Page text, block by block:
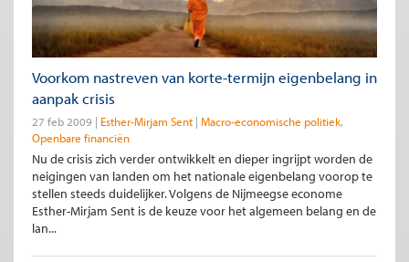
Voorkom nastreven van korte-termijn eigenbelang in
aanpak crisis
27 feb 2009 Esther-Mirjam Sent Macro-economische politiek
Openbare financiën
Nu de crisis zich verder ontwikkelt en dieper ingrijpt worden de
neigingen van landen om het nationale eigenbelang voorop te
stellen steeds duidelijker. Volgens de Nijmeegse econome
Esther-Mirjam Sent is de keuze voor het algemeen belang en de
lan...